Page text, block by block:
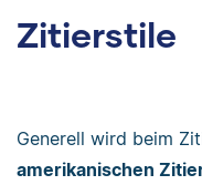
Zitierstile
Generell wird beim
amerikanischen